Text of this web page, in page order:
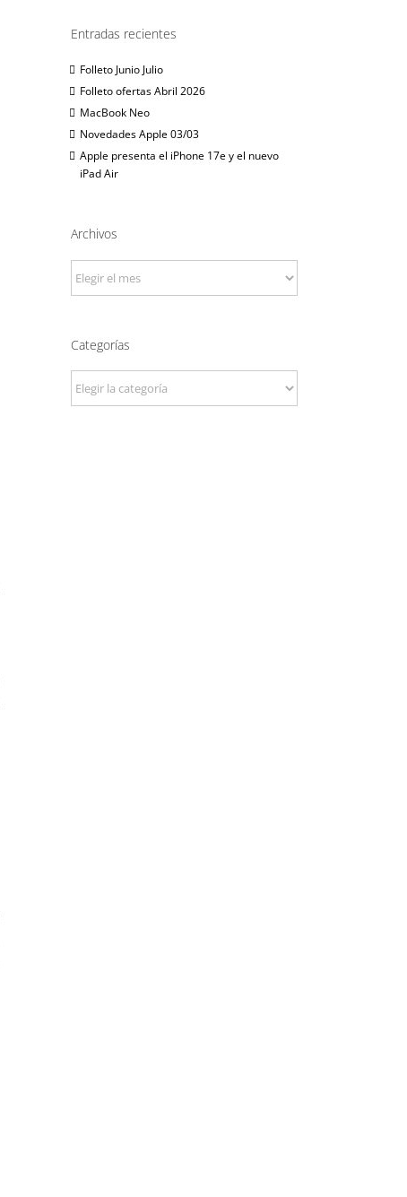
Entradas recientes
Folleto Junio Julio
Folleto ofertas Abril 2026
MacBook Neo
Novedades Apple 03/03
Apple presenta el iPhone 17e y el nuevo
iPad Air
Archivos
Archivos
Categorías
Categorías